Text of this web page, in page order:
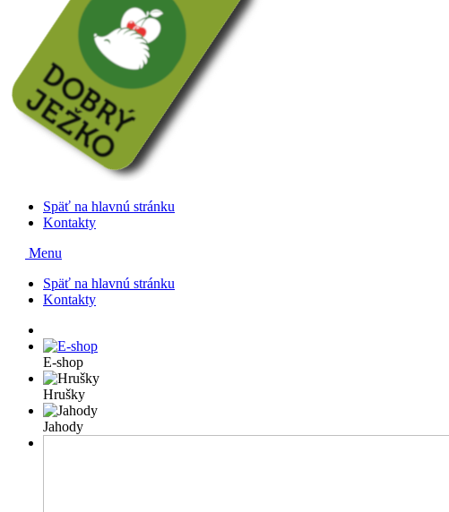
Späť na hlavnú stránku
Kontakty
Menu
Späť na hlavnú stránku
Kontakty
E-shop
Hrušky
Jahody